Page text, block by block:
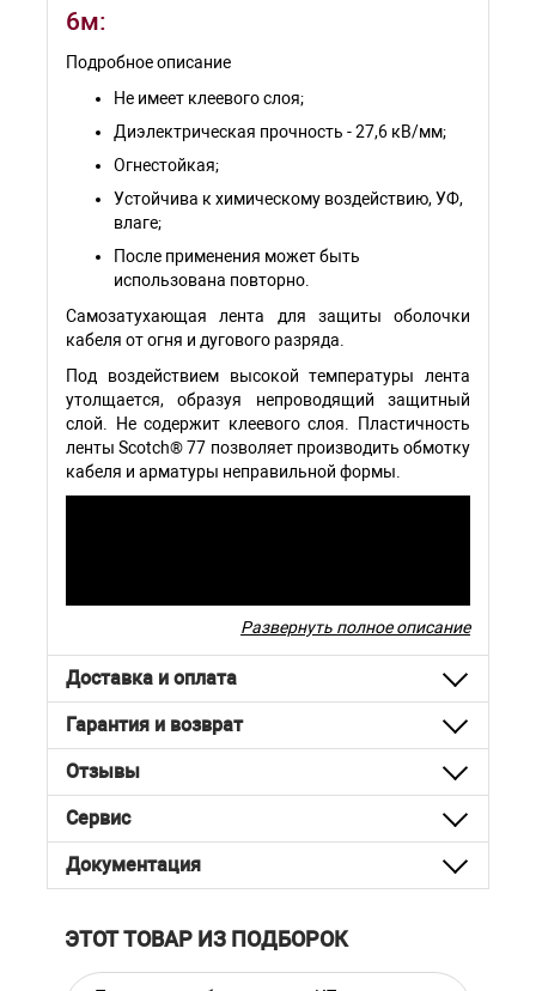
6м:
Подробное описание
Не имеет клеевого слоя;
Диэлектрическая прочность - 27,6 кВ/мм;
Огнестойкая;
Устойчива к химическому воздействию, УФ,
влаге;
После применения может быть
использована повторно.
Самозатухающая лента для защиты оболочки
кабеля от огня и дугового разряда.
Под воздействием высокой температуры лента
утолщается, образуя непроводящий защитный
слой. Не содержит клеевого слоя. Пластичность
ленты Scotch® 77 позволяет производить обмотку
кабеля и арматуры неправильной формы.
Развернуть полное описание
Доставка и оплата
Гарантия и возврат
Отзывы
Сервис
Документация
ЭТОТ ТОВАР ИЗ ПОДБОРОК